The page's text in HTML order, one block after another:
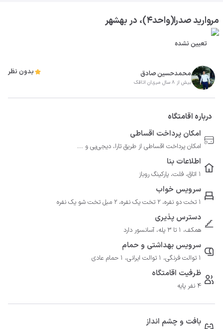
مروارید صدرا(واحد4)، در بهشهر
تعیین نشده
محمدحسین صادق
بیش از 8 سال میزبان اتاقک
بدون نظر
درباره اقامتگاه
امکان پرداخت اقساطی
امکان پرداخت اقساطی از طریق تارا، دیجی‌پی و ...
اطلاعات بنا
1 اتاق، فلت، پارکینگ روباز
سرویس خواب
1 تخت دو نفره، 2 تخت یک نفره، 2 مبل تخت شو یک نفره
دسترس پذیری
همکف، 1 تا 3 پله، آسانسور دارد
سرویس بهداشتی و حمام
1 توالت فرنگی، 1 توالت ایرانی، 1 حمام عادی
ظرفیت اقامتگاه
4 نفر پایه
بافت و چشم انداز